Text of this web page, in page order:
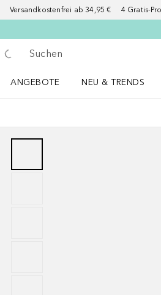
Versandkostenfrei ab 34,95 € 4 Gratis-
Gehe zurück
Suche ausführen
ANGEBOTE
NEU & TRENDS